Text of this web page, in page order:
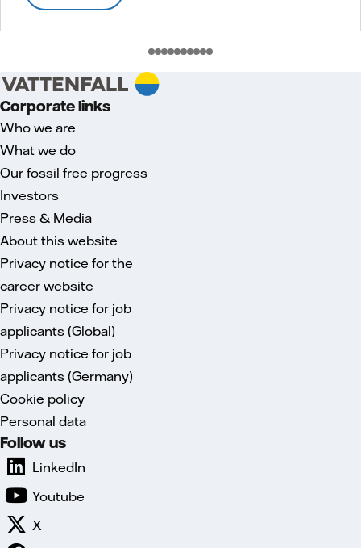
Corporate links
Who we are
What we do
Our fossil free progress
Investors
Press & Media
About this website
Privacy notice for the
career website
Privacy notice for job
applicants (Global)
Privacy notice for job
applicants (Germany)
Cookie policy
Personal data
Follow us
LinkedIn
Youtube
X